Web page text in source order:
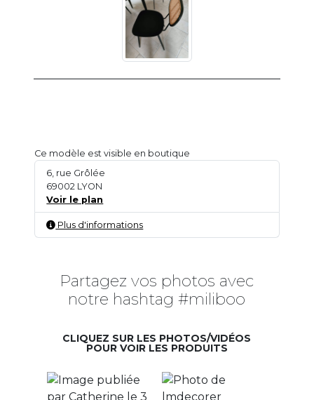
Ce modèle est visible en boutique
6, rue Grôlée
69002 LYON
Voir le plan
Plus d'informations
Partagez vos photos avec
notre hashtag #miliboo
CLIQUEZ SUR LES PHOTOS/VIDÉOS
POUR VOIR LES PRODUITS